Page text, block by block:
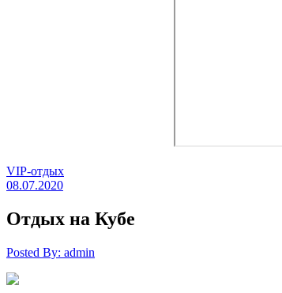
VIP-отдых
08.07.2020
Отдых на Кубе
Posted By: admin